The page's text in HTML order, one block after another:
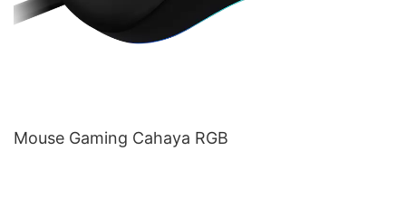
Mouse Gaming Cahaya RGB